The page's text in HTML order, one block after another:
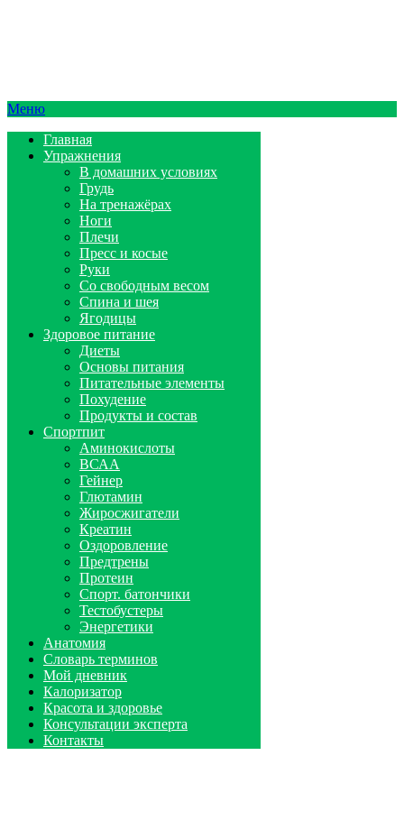
Меню
Главная
Упражнения
В домашних условиях
Грудь
На тренажёрах
Ноги
Плечи
Пресс и косые
Руки
Со свободным весом
Спина и шея
Ягодицы
Здоровое питание
Диеты
Основы питания
Питательные элементы
Похудение
Продукты и состав
Спортпит
Аминокислоты
ВСАА
Гейнер
Глютамин
Жиросжигатели
Креатин
Оздоровление
Предтрены
Протеин
Спорт. батончики
Тестобустеры
Энергетики
Анатомия
Словарь терминов
Мой дневник
Калоризатор
Красота и здоровье
Консультации эксперта
Контакты